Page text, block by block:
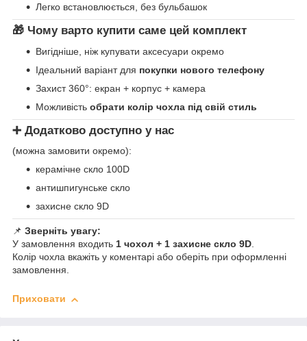
Легко встановлюється, без бульбашок
🎁 Чому варто купити саме цей комплект
Вигідніше, ніж купувати аксесуари окремо
Ідеальний варіант для покупки нового телефону
Захист 360°: екран + корпус + камера
Можливість обрати колір чохла під свій стиль
➕ Додатково доступно у нас
(можна замовити окремо):
керамічне скло 100D
антишпигунське скло
захисне скло 9D
📌 Зверніть увагу:
У замовлення входить 1 чохол + 1 захисне скло 9D.
Колір чохла вкажіть у коментарі або оберіть при оформленні
замовлення.
Приховати